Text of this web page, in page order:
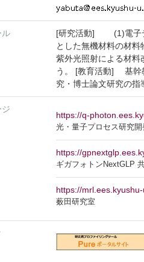
ル
[研究活動] (1)電子デ
とした無機材料の材
紫外光照射による材
う。 [教育活動] 基幹
究・博士論文研究の
https://q-
光・量子プロセス研究
https://
ギガフォトンNextGLP
https://
薮田研究室